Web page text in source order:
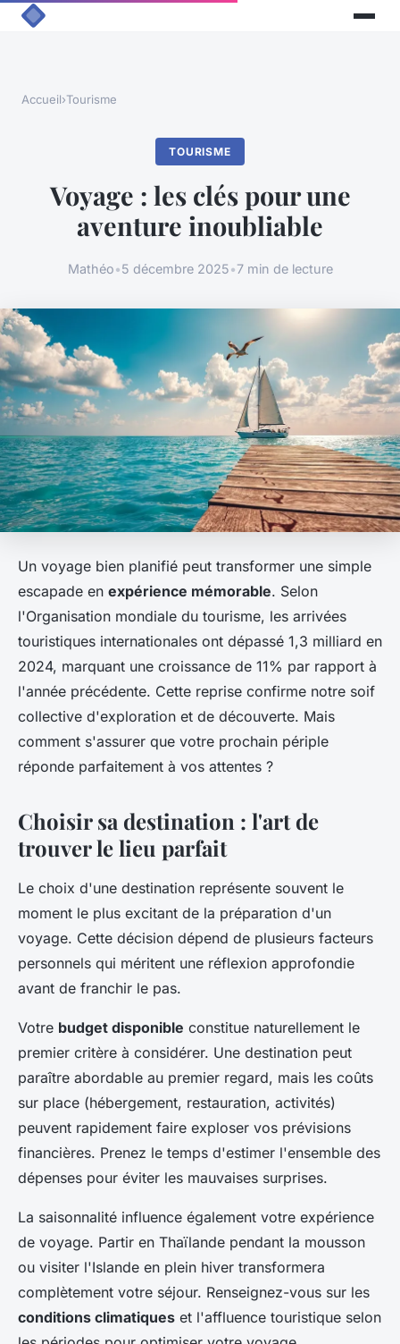
Accueil›Tourisme
TOURISME
Voyage : les clés pour une
aventure inoubliable
Mathéo•5 décembre 2025•7 min de lecture
Un voyage bien planifié peut transformer une simple
escapade en expérience mémorable. Selon
l'Organisation mondiale du tourisme, les arrivées
touristiques internationales ont dépassé 1,3 milliard en
2024, marquant une croissance de 11% par rapport à
l'année précédente. Cette reprise confirme notre soif
collective d'exploration et de découverte. Mais
comment s'assurer que votre prochain périple
réponde parfaitement à vos attentes ?
Choisir sa destination : l'art de
trouver le lieu parfait
Le choix d'une destination représente souvent le
moment le plus excitant de la préparation d'un
voyage. Cette décision dépend de plusieurs facteurs
personnels qui méritent une réflexion approfondie
avant de franchir le pas.
Votre budget disponible constitue naturellement le
premier critère à considérer. Une destination peut
paraître abordable au premier regard, mais les coûts
sur place (hébergement, restauration, activités)
peuvent rapidement faire exploser vos prévisions
financières. Prenez le temps d'estimer l'ensemble des
dépenses pour éviter les mauvaises surprises.
La saisonnalité influence également votre expérience
de voyage. Partir en Thaïlande pendant la mousson
ou visiter l'Islande en plein hiver transformera
complètement votre séjour. Renseignez-vous sur les
conditions climatiques et l'affluence touristique selon